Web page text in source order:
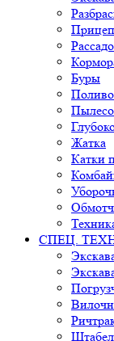
Буры
Жатка
Катки
СПЕЦ.